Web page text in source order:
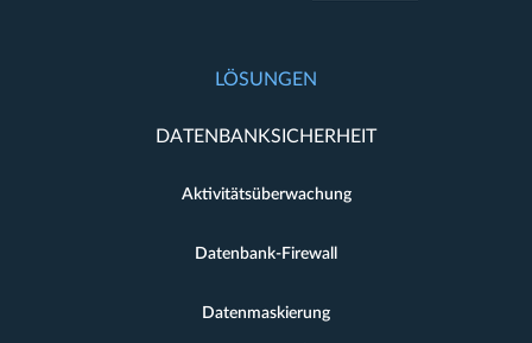
LÖSUNGEN
DATENBANKSICHERHEIT
Aktivitätsüberwachung
Datenbank-Firewall
Datenmaskierung